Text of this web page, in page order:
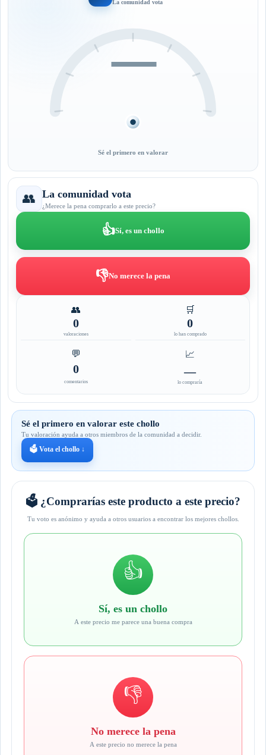
La comunidad vota
—
Sé el primero en valorar
👥 La comunidad vota
¿Merece la pena comprarlo a este precio?
👍Sí, es un chollo
👎No merece la pena
👥
0
valoraciones
🛒
0
lo han comprado
💬
0
comentarios
📈
—
lo compraría
Sé el primero en valorar este chollo
Tu valoración ayuda a otros miembros de la comunidad a decidir.
🗳️ Vota el chollo ↓
🗳️ ¿Comprarías este producto a este precio?
Tu voto es anónimo y ayuda a otros usuarios a encontrar los mejores chollos.
👍
Sí, es un chollo
A este precio me parece una buena compra
👎
No merece la pena
A este precio no merece la pena